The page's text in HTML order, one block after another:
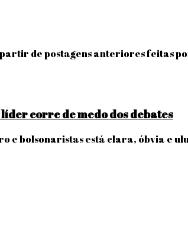
de postagens anteriores feitas
corre de medo dos debates
e bolsonaristas está clara, óbvia e